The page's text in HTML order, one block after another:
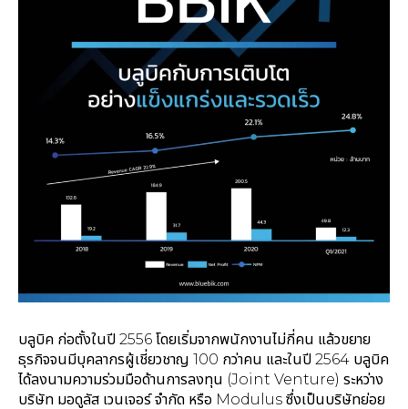
บลูบิค ก่อตั้งในปี 2556 โดยเริ่มจากพนักงานไม่กี่คน แล้วขยาย
ธุรกิจจนมีบุคลากรผู้เชี่ยวชาญ 100 กว่าคน และในปี 2564 บลูบิค
ได้ลงนามความร่วมมือด้านการลงทุน (Joint Venture) ระหว่าง
บริษัท มอดูลัส เวนเจอร์ จำกัด หรือ Modulus ซึ่งเป็นบริษัทย่อย